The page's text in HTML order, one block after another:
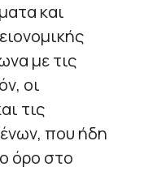
και
με τις
οι
τις
που ήδη
όρο στο